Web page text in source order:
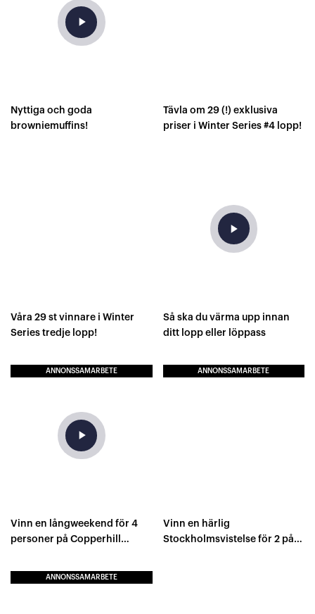
play_arrow
Nyttiga och goda
browniemuffins!
Tävla om 29 (!) exklusiva
priser i Winter Series #4 lopp!
Våra 29 st vinnare i Winter
Series tredje lopp!
play_arrow
Så ska du värma upp innan
ditt lopp eller löppass
ANNONSSAMARBETE
play_arrow
Vinn en långweekend för 4
personer på Copperhill
ANNONSSAMARBETE
Vinn en härlig
Stockholmsvistelse för 2 på
ANNONSSAMARBETE